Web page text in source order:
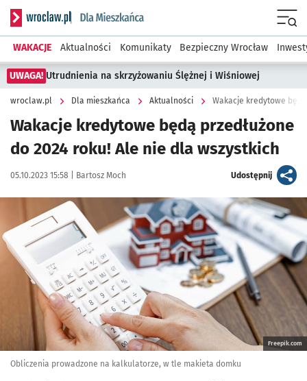
Serwis informacyjny wroclaw.pl podserwis: Dla mieszkańca
WAKACJE Aktualności Komunikaty Bezpieczny Wrocław
UWAGA! Utrudnienia na skrzyżowaniu Ślężnej i Wiśniowej
wroclaw.pl Dla mieszkańca Aktualności Wakacje kredytowe
Wakacje kredytowe będą przedłużone
do 2024 roku! Ale nie dla wszystkich
Data publikacji:
05.10.2023 15:58 | Autor:
Bartosz Moch Udostępnijartykuł
Kliknij, aby powiększyć
Freepik.com
Obliczenia prowadzone na kalkulatorze, w tle makieta domku